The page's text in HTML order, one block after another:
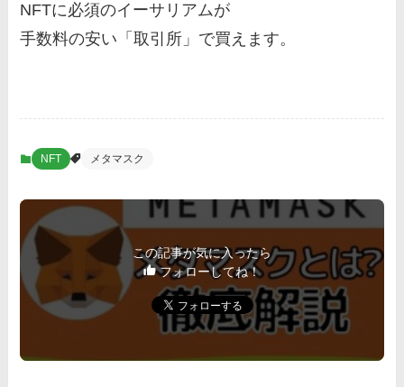
NFTに必須のイーサリアムが
手数料の安い「取引所」で買えます。
NFT メタマスク
この記事が気に入ったら
フォローしてね！